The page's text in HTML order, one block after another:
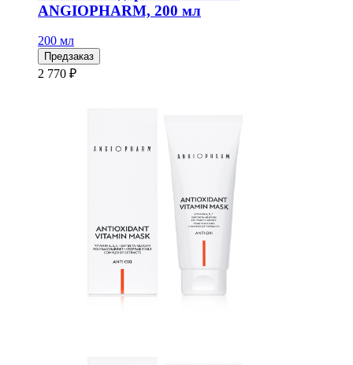
ANGIOPHARM, 200 мл
200 мл
Предзаказ
2 770 ₽